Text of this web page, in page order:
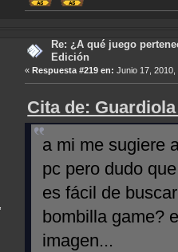
Re: ¿A qué juego
Edición
«Respuesta #219 en: Junio 17,
Cita de:
a mi me sugiere
pc pero dudo
es fácil de
bombilla game?
imagen...